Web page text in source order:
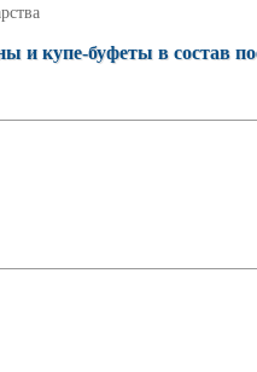
и купе-буфеты в состав